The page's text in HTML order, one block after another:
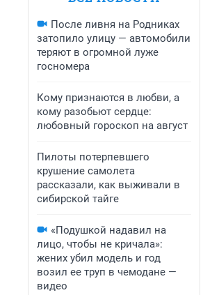
После ливня на Родниках
затопило улицу — автомобили
теряют в огромной луже
госномера
Кому признаются в любви, а
кому разобьют сердце:
любовный гороскоп на август
Пилоты потерпевшего
крушение самолета
рассказали, как выживали в
сибирской тайге
«Подушкой надавил на
лицо, чтобы не кричала»:
жених убил модель и год
возил ее труп в чемодане —
видео